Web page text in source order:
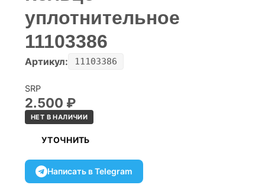
уплотнительное
11103386
Артикул: 11103386
SRP
2.500 ₽
НЕТ В НАЛИЧИИ
УТОЧНИТЬ
Написать в Telegram